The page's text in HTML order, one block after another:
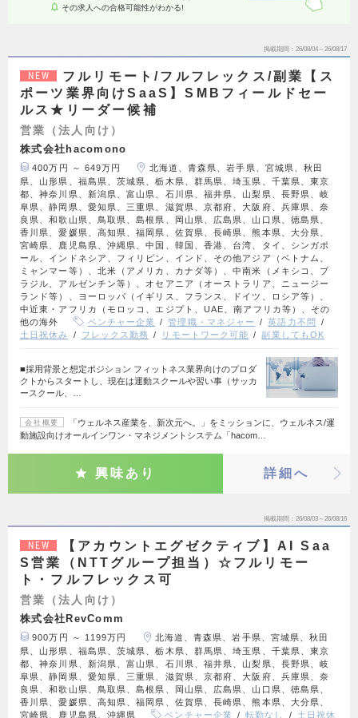
その求人への合格可能性がわかる!
掲載期間 26/08/04～26/08/17
NEW
フルリモート/フルフレックス/副業【ス
ポーツ業界向けSaaS】SMBフィールドセー
ルス★リーダー候補
営業（法人向け）
株式会社hacomono
400万円 ～ 649万円
北海道、青森県、岩手県、宮城県、秋田
県、山形県、福島県、茨城県、栃木県、群馬県、埼玉県、千葉県、東京
都、神奈川県、新潟県、富山県、石川県、福井県、山梨県、長野県、岐
阜県、静岡県、愛知県、三重県、滋賀県、京都府、大阪府、兵庫県、奈
良県、和歌山県、鳥取県、島根県、岡山県、広島県、山口県、徳島県、
香川県、愛媛県、高知県、福岡県、佐賀県、長崎県、熊本県、大分県、
宮崎県、鹿児島県、沖縄県、中国、韓国、香港、台湾、タイ、シンガポ
ール、インドネシア、フィリピン、インド、その他アジア（ベトナム、
ミャンマー等）、北米（アメリカ、カナダ等）、中南米（メキシコ、ブ
ラジル、アルゼンチン等）、オセアニア（オーストラリア、ニュージー
ランド等）、ヨーロッパ（イギリス、フランス、ドイツ、ロシア等）、
中近東・アフリカ（モロッコ、エジプト、UAE、南アフリカ等）、その
他の海外
ベンチャー企業 管理職・マネジャー
英語力不問
土日祝休み
フレックス勤務 リモートワーク可能 副業してもOK
■採用背景と想定ポジション フィットネス業界向けのプロダ
クトからスタートし、現在は運動スクールや習い事（サッカ
ースクール、…
会社概要
「ウェルネス産業を、新次元へ。」をミッションに、ウェルネス/運
動施設向けオールインワン・マネジメントシステム「hacom…
興味あり 詳細へ
掲載期間 26/08/03～26/08/16
NEW
【アカウントエグゼクティブ】AI Saa
S営業（NTTグループ担当）☆フルリモー
ト・フルフレックス可
営業（法人向け）
株式会社RevComm
900万円 ～ 1199万円
北海道、青森県、岩手県、宮城県、秋田
県、山形県、福島県、茨城県、栃木県、群馬県、埼玉県、千葉県、東京
都、神奈川県、新潟県、富山県、石川県、福井県、山梨県、長野県、岐
阜県、静岡県、愛知県、三重県、滋賀県、京都府、大阪府、兵庫県、奈
良県、和歌山県、鳥取県、島根県、岡山県、広島県、山口県、徳島県、
香川県、愛媛県、高知県、福岡県、佐賀県、長崎県、熊本県、大分県、
宮崎県、鹿児島県、沖縄県
ベンチャー企業 転勤なし
土日祝休